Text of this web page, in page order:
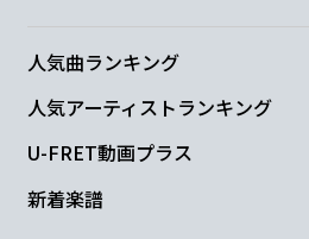
人気曲ランキング
人気アーティストランキング
U-FRET動画プラス
新着楽譜